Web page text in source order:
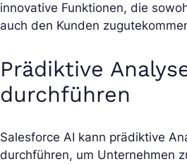
innovative Funktionen, die
auch den Kunden
Prädiktive
durchführen
Salesforce AI kann prädiktive
durchführen, um Unternehmen